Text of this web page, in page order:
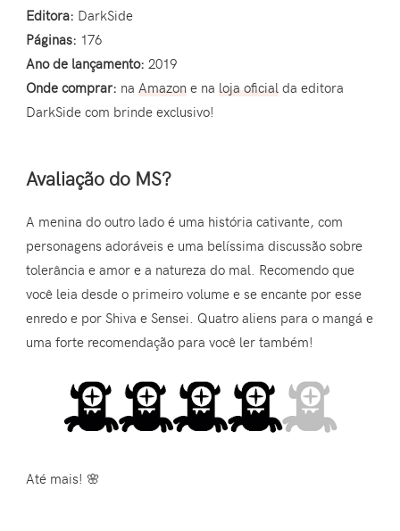
Editora: DarkSide
Páginas: 176
Ano de lançamento: 2019
Onde comprar: naAmazon e na loja oficial da editora
DarkSide com brinde exclusivo!
Avaliação do MS?
A menina do outro lado é uma história cativante, com
personagens adoráveis e uma belíssima discussão sobre
tolerância e amor e a natureza do mal. Recomendo que
você leia desde o primeiro volume e se encante por esse
enredo e por Shiva e Sensei. Quatro aliens para o mangá e
uma forte recomendação para você ler também!
Até mais! 🌸